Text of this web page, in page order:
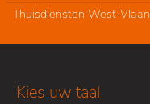
Thuisdiensten West-
Kies uw taal